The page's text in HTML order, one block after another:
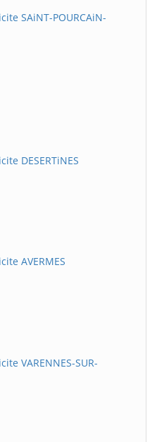
SAiNT-POURCAiN-
DESERTiNES
AVERMES
VARENNES-SUR-